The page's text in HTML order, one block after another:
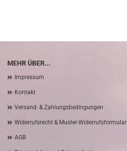
MEHR ÜBER...
Impressum
Kontakt
Versand- & Zahlungsbedingungen
Widerrufsrecht & Muster-Widerrufsformular
AGB